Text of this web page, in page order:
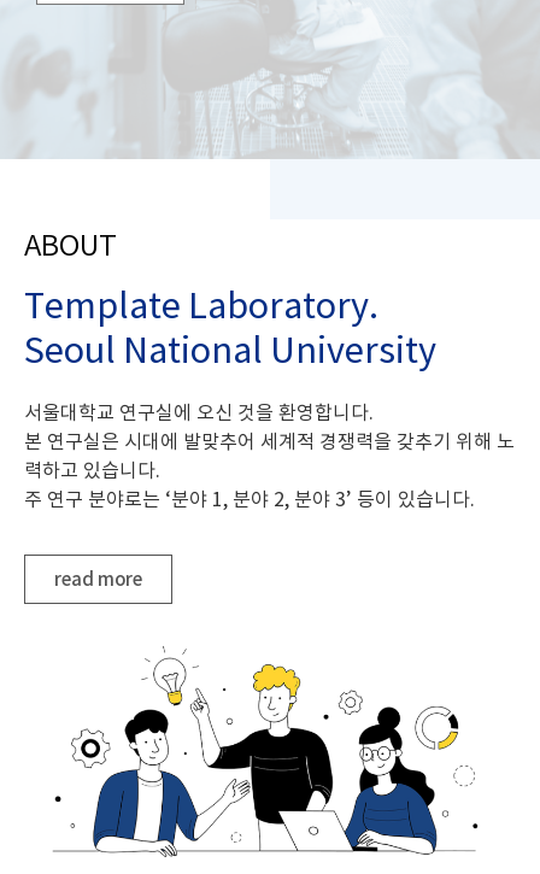
ABOUT
Template Laboratory.
Seoul National University
서울대학교 연구실에 오신 것을 환영합니다.
본 연구실은 시대에 발맞추어 세계적 경쟁력을 갖추기 위해 노
력하고 있습니다.
주 연구 분야로는 ‘분야 1, 분야 2, 분야 3’ 등이 있습니다.
read more